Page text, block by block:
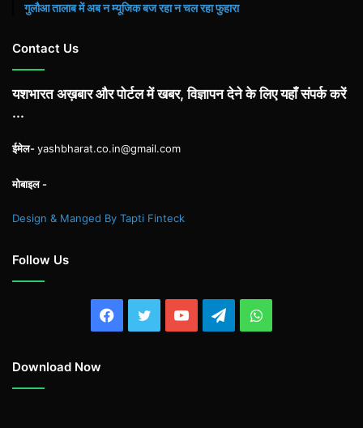
गुलौआ तालाब में अब न म्यूजिक बज रहा न चल रहा फुहारा
Contact Us
यशभारत अख़बार और पोर्टल में खबर, विज्ञापन देने के लिए यहाँ संपर्क करें
...
ईमेल-yashbharat.co.in@gmail.com
मोबाइल -
Design & Manged By Tapti Finteck
Follow Us
Facebook
TwitterYouTubeTelegramWhatsApp
Download Now